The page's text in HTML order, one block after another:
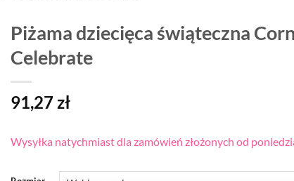
Piżama dziecięca świąteczna
Celebrate
91,27zł
Wysyłka natychmiast dla zamówień złożonych od